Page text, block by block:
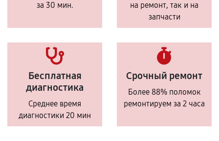
за 30 мин.
на ремонт, так и на
запчасти
Бесплатная
диагностика
Среднее время
диагностики 20 мин
Срочный ремонт
Более 88% поломок
ремонтируем за 2 часа